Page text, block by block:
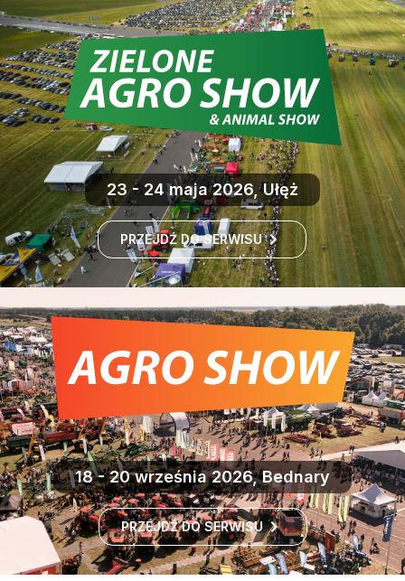
23 - 24 maja 2026, Ułęż
PRZEJDŹ DO SERWISU
18 - 20 września 2026, Bednary
PRZEJDŹ DO SERWISU